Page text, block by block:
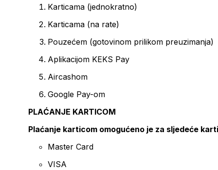
Karticama (jednokratno)
Karticama (na rate)
Pouzećem (gotovinom prilikom preuzimanja)
Aplikacijom KEKS Pay
Aircashom
Google Pay-om
PLAĆANJE KARTICOM
Plaćanje karticom omogućeno je za sljedeće
Master Card
VISA